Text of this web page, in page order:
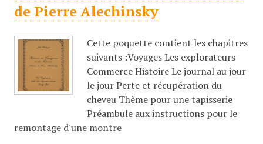
de Pierre Alechinsky
Cette poquette contient les chapitres
suivants :Voyages Les explorateurs
Commerce Histoire Le journal au jour
le jour Perte et récupération du
cheveu Thème pour une tapisserie
Préambule aux instructions pour le
remontage d'une montre